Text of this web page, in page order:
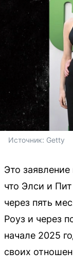
Источник: Getty
Это
что Элси и
через пять
Роуз и через
начале 2025
своих